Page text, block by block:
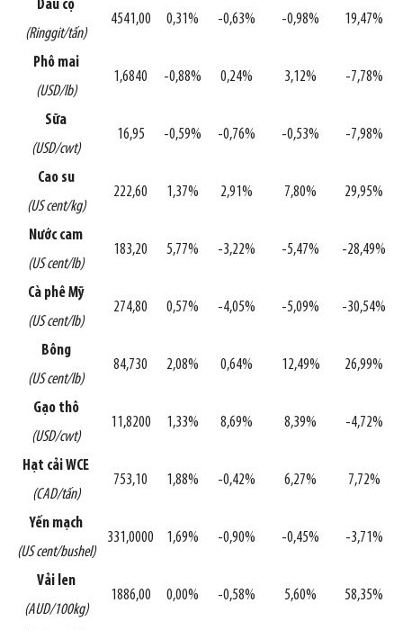
Dầu cọ
(Ringgit/tấn)
4541,00 0,31% -0,63% -0,98% 19,47%
Phô mai
(USD/lb)
1,6840 -0,88% 0,24% 3,12% -7,78%
Sữa
(USD/cwt)
16,95 -0,59% -0,76% -0,53% -7,98%
Cao su
(US cent/kg)
222,60 1,37% 2,91% 7,80% 29,95%
Nước cam
(US cent/lb)
183,20 5,77% -3,22% -5,47% -28,49%
Cà phê Mỹ
(US cent/lb)
274,80 0,57% -4,05% -5,09% -30,54%
Bông
(US cent/lb)
84,730 2,08% 0,64% 12,49% 26,99%
Gạo thô
(USD/cwt)
11,8200 1,33% 8,69% 8,39% -4,72%
Hạt cải WCE
(CAD/tấn)
753,10 1,88% -0,42% 6,27% 7,72%
Yến mạch
(US cent/bushel)
331,0000 1,69% -0,90% -0,45% -3,71%
Vải len
(AUD/100kg)
1886,00 0,00% -0,58% 5,60% 58,35%